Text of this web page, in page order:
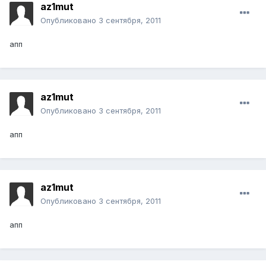
az1mut
Опубликовано 3 сентября, 2011
апп
az1mut
Опубликовано 3 сентября, 2011
апп
az1mut
Опубликовано 3 сентября, 2011
апп